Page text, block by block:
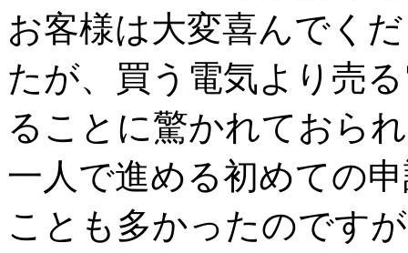
お客様は大変喜んでく
たが、買う電気より売
ることに驚かれておら
一人で進める初めての
ことも多かったのです